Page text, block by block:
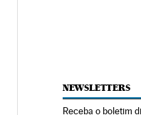
NEWSLETTERS
Receba o boletim